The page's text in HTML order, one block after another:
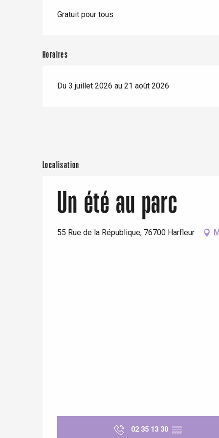
Paris 1h30
Gratuit pour tous
Horaires
Du 3 juillet 2026 au 21 août 2026
Localisation
Un été au parc
55 Rue de la République, 76700 Harfleur
02 35 13 30 ▒▒